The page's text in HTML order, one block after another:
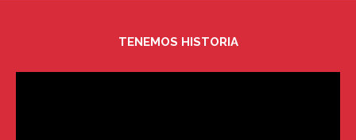
TENEMOS HISTORIA